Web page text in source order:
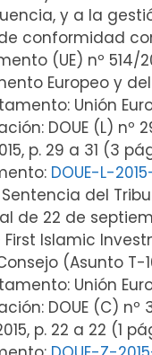
y a la
conformidad
(UE) nº 514/
Europeo y
Unión
DOUE (L) nº
p. 29 a 31 (3
DOUE-L-
del
de 22 de
First Islamic
(Asunto T-
Unión
DOUE (C) nº
p. 22 a 22 (1